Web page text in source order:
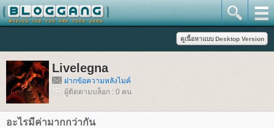
Livelegna
ฝากข้อความหลังไมค์
ผู้ติดตามบล็อก : 0 คน
อะไรมีค่ามากกว่ากัน